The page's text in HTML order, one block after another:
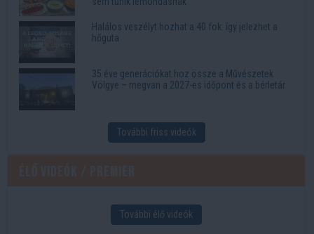
Halálos veszélyt hozhat a 40 fok: így jelezhet a
hőguta
35 éve generációkat hoz össze a Művészetek
Völgye – megvan a 2027-es időpont és a bérletár
További friss videók
További élő videók